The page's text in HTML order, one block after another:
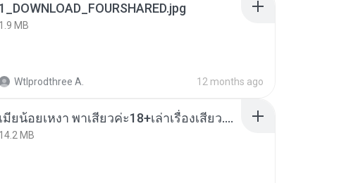
1_DOWNLOAD_FOURSHARED.jpg
1.9 MB
Wtlprodthree A. 12 months ago
เมียน้อยเหงา พาเสียวค่ะ18+เล่าเรื่องเสียว.mp3
14.2 MB